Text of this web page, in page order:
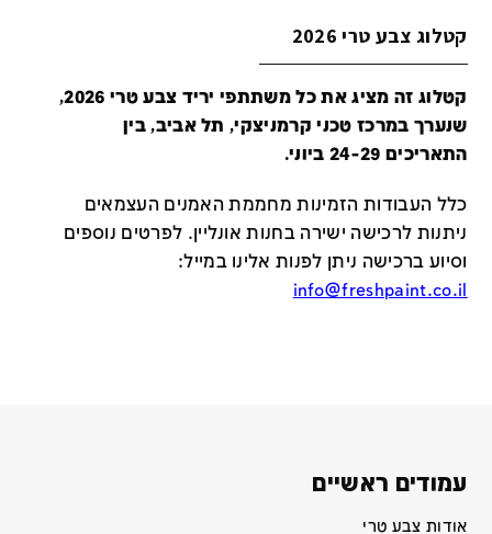
קטלוג צבע טרי 2026
קטלוג זה מציג את כל משתתפי יריד צבע טרי 2026,
שנערך במרכז טכני קרמניצקי, תל אביב, בין
התאריכים 24-29 ביוני.
כלל העבודות הזמינות מחממת האמנים העצמאים
ניתנות לרכישה ישירה בחנות אונליין. לפרטים נוספים
וסיוע ברכישה ניתן לפנות אלינו במייל:
info@freshpaint.co.il
עמודים ראשיים
אודות צבע טרי